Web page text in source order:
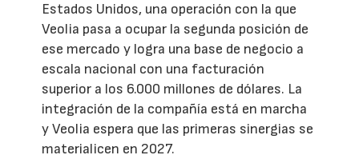
Estados Unidos, una operación con la que
Veolia pasa a ocupar la segunda posición de
ese mercado y logra una base de negocio a
escala nacional con una facturación
superior a los 6.000 millones de dólares. La
integración de la compañía está en marcha
y Veolia espera que las primeras sinergias se
materialicen en 2027.